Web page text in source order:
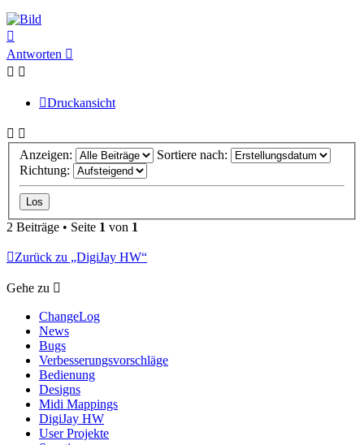
oben
Antworten
Druckansicht
Anzeigen:
Sortiere nach:
Richtung:
2 Beiträge • Seite 1 von 1
Zurück zu „DigiJay HW“
Gehe zu
ChangeLog
News
Bugs
Verbesserungsvorschläge
Bedienung
Designs
Midi Mappings
DigiJay HW
User Projekte